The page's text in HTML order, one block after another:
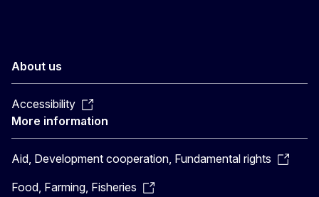
About us
Accessibility
More information
Aid, Development cooperation, Fundamental rights
Food, Farming, Fisheries